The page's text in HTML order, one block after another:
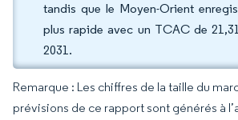
tandis que le Moyen-Orient
plus rapide avec un TCAC de
2031.
Remarque : Les chiffres de la taille du
prévisions de ce rapport sont générés à